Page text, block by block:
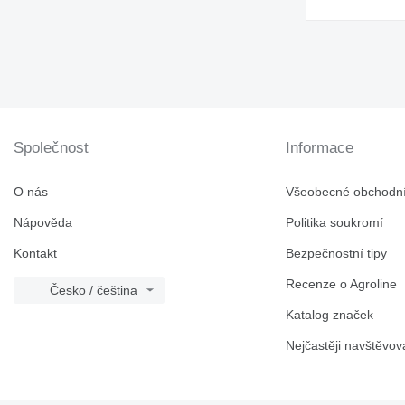
Společnost
O nás
Nápověda
Kontakt
Česko / čeština
Informace
Všeobecné
Politika soukromí
Bezpečnostní tipy
Recenze o Agroline
Katalog značek
Nejčastěji